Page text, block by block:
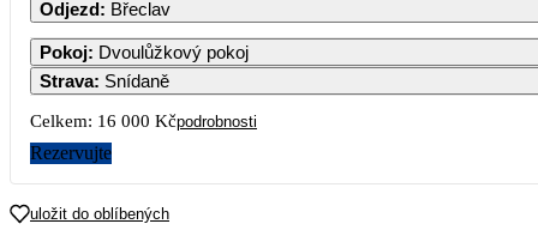
5
Odjezd: Břeclav
Pokoj: Dvoulůžkový pokoj
Strava: Snídaně
Celkem: 16 000 Kčpodrobnosti
Rezervujte
uložit do oblíbených